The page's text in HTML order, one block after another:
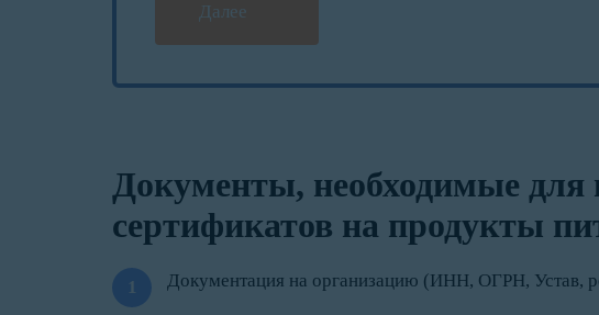
Далее
Документы, необходимые для
сертификатов на продукты
Документация на организацию (ИНН, ОГРН, Устав,